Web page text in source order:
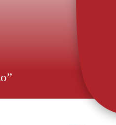
e prometer acelerar para ser
de que coisas boas estarão
chegou e apresentou-se de